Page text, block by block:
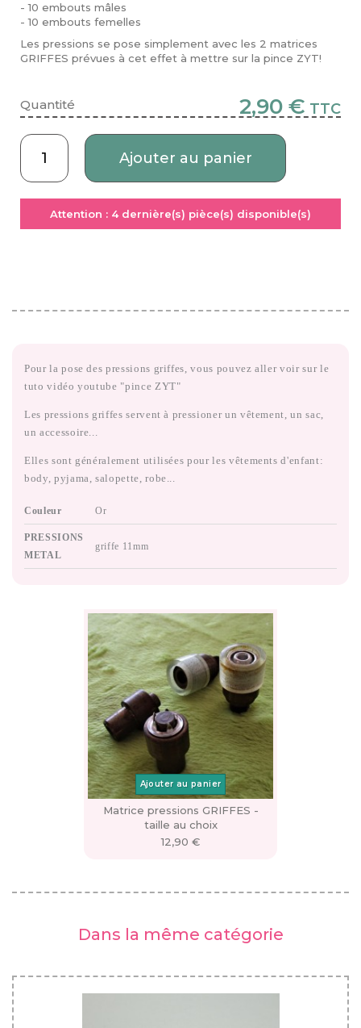
- 10 embouts mâles
- 10 embouts femelles
Les pressions se pose simplement avec les 2 matrices
GRIFFES prévues à cet effet à mettre sur la pince ZYT!
Quantité 2,90 € TTC
Ajouter au panier
Attention : 4dernière(s) pièce(s) disponible(s)
Pour la pose des pressions griffes, vous pouvez aller voir sur le
tuto vidéo youtube "pince ZYT"
Les pressions griffes servent à pressioner un vêtement, un sac,
un accessoire...
Elles sont généralement utilisées pour les vêtements d'enfant:
body, pyjama, salopette, robe...
Couleur Or
PRESSIONS
METAL
griffe 11mm
Ajouter au panier
Matrice pressions GRIFFES -
taille au choix
12,90 €
Dans la même catégorie